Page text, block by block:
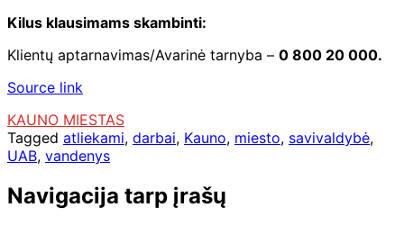
Kilus klausimams skambinti:
Klientų aptarnavimas/Avarinė tarnyba – 0 800 20 000.
Source link
KAUNO MIESTAS
Tagged atliekami, darbai, Kauno, miesto, savivaldybė,
UAB, vandenys
Navigacija tarp įrašų